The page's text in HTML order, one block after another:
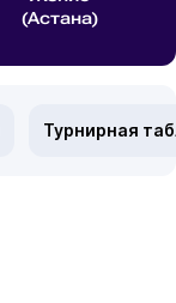
(Астана)
Турнирная